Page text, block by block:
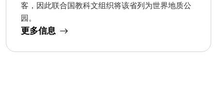
客，因此联合国教科文组织将该省列为世界地质公
园。
更多信息